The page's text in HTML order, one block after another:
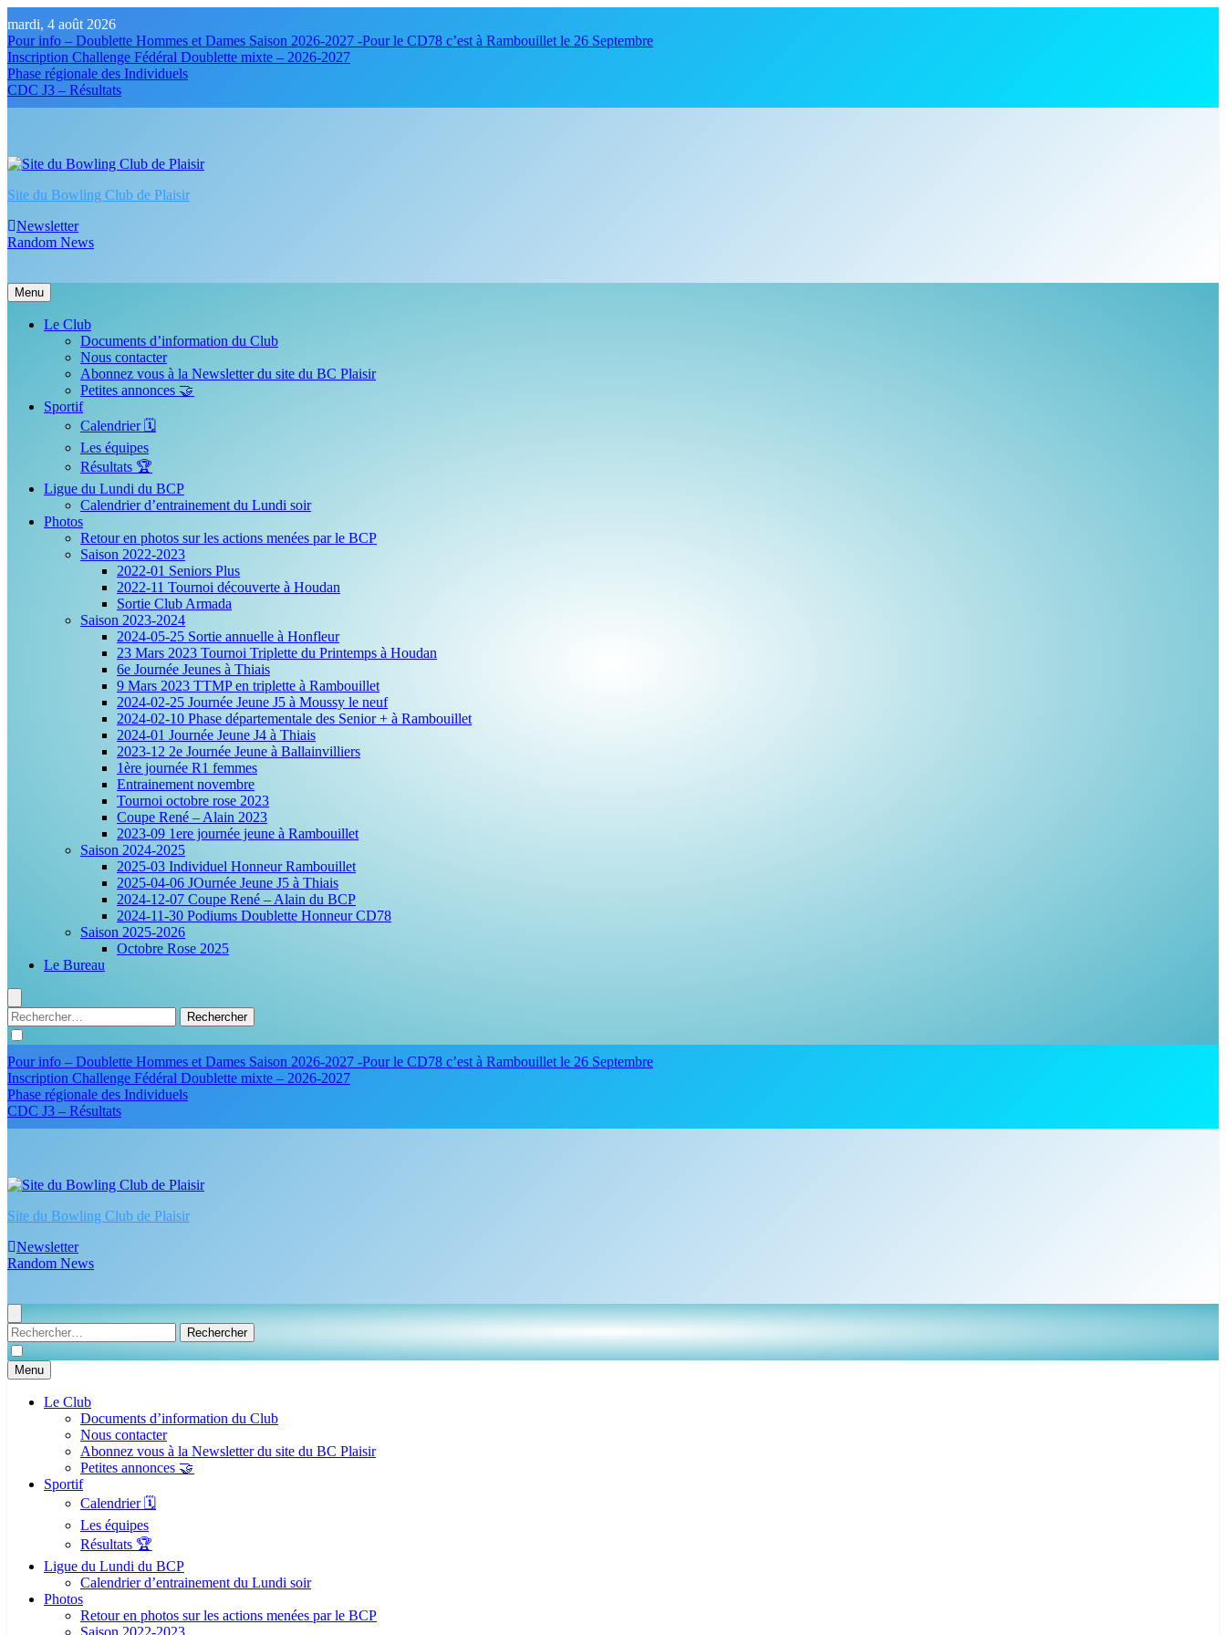
to
content
mardi, 4 août 2026
Pour info – Doublette Hommes et Dames Saison 2026-2027 -Pour le CD78 c’est à Rambouillet le 26 Septembre
Inscription Challenge Fédéral Doublette mixte – 2026-2027
Phase régionale des Individuels
CDC J3 – Résultats
Site du Bowling Club de Plaisir
Newsletter
Random News
Menu
Le Club
Documents d’information du Club
Nous contacter
Abonnez vous à la Newsletter du site du BC Plaisir
Petites annonces 🤝
Sportif
Calendrier 🗓️
Les équipes
Résultats 🏆
Ligue du Lundi du BCP
Calendrier d’entrainement du Lundi soir
Photos
Retour en photos sur les actions menées par le BCP
Saison 2022-2023
2022-01 Seniors Plus
2022-11 Tournoi découverte à Houdan
Sortie Club Armada
Saison 2023-2024
2024-05-25 Sortie annuelle à Honfleur
23 Mars 2023 Tournoi Triplette du Printemps à Houdan
6e Journée Jeunes à Thiais
9 Mars 2023 TTMP en triplette à Rambouillet
2024-02-25 Journée Jeune J5 à Moussy le neuf
2024-02-10 Phase départementale des Senior + à Rambouillet
2024-01 Journée Jeune J4 à Thiais
2023-12 2e Journée Jeune à Ballainvilliers
1ère journée R1 femmes
Entrainement novembre
Tournoi octobre rose 2023
Coupe René – Alain 2023
2023-09 1ere journée jeune à Rambouillet
Saison 2024-2025
2025-03 Individuel Honneur Rambouillet
2025-04-06 JOurnée Jeune J5 à Thiais
2024-12-07 Coupe René – Alain du BCP
2024-11-30 Podiums Doublette Honneur CD78
Saison 2025-2026
Octobre Rose 2025
Le Bureau
Rechercher :
Pour info – Doublette Hommes et Dames Saison 2026-2027 -Pour le CD78 c’est à Rambouillet le 26 Septembre
Inscription Challenge Fédéral Doublette mixte – 2026-2027
Phase régionale des Individuels
CDC J3 – Résultats
Site du Bowling Club de Plaisir
Newsletter
Random News
Rechercher :
Menu
Le Club
Documents d’information du Club
Nous contacter
Abonnez vous à la Newsletter du site du BC Plaisir
Petites annonces 🤝
Sportif
Calendrier 🗓️
Les équipes
Résultats 🏆
Ligue du Lundi du BCP
Calendrier d’entrainement du Lundi soir
Photos
Retour en photos sur les actions menées par le BCP
Saison 2022-2023